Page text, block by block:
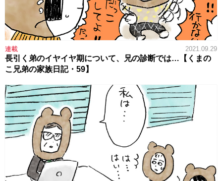
連載 2021.09.29
長引く弟のイヤイヤ期について、兄の診断では…【くまの
こ兄弟の家族日記・59】